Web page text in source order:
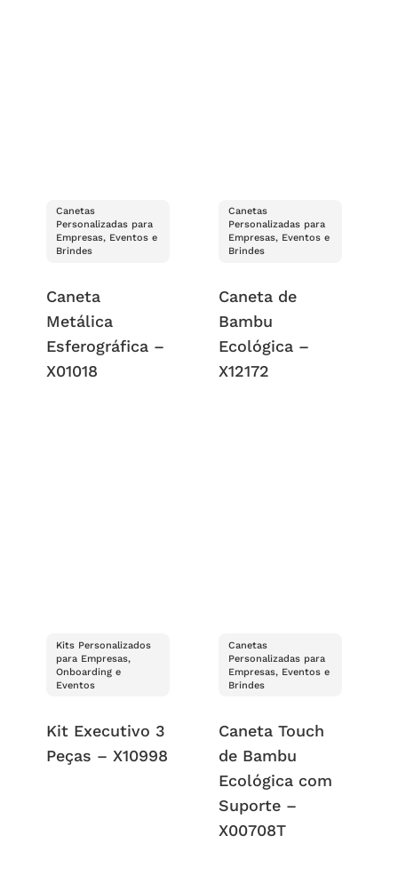
Canetas
Personalizadas para
Empresas, Eventos e
Brindes
Caneta
Metálica
Esferográfica –
X01018
Canetas
Personalizadas para
Empresas, Eventos e
Brindes
Caneta de
Bambu
Ecológica –
X12172
Kits Personalizados
para Empresas,
Onboarding e
Eventos
Kit Executivo 3
Peças – X10998
Canetas
Personalizadas para
Empresas, Eventos e
Brindes
Caneta Touch
de Bambu
Ecológica com
Suporte –
X00708T